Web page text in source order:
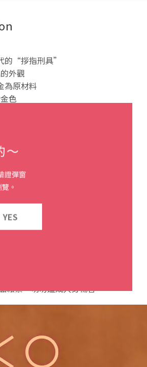
的“拶指刑具”
外觀
為原材料
色
的未來感
度
合
鬆緊，切勿造成人身傷害。
～
證彈窗
。
YES